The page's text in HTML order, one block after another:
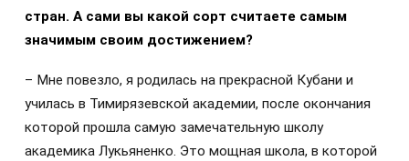
стран. А сами вы какой сорт считаете самым
значимым своим достижением?
– Мне повезло, я родилась на прекрасной Кубани и
училась в Тимирязевской академии, после окончания
которой прошла самую замечательную школу
академика Лукьяненко. Это мощная школа, в которой